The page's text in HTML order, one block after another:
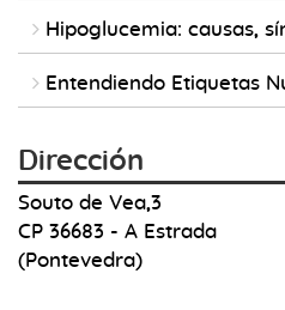
Hipoglucemia: causas,
Entendiendo Etiquetas
Dirección
Souto de Vea,3
CP 36683 - A Estrada
(Pontevedra)